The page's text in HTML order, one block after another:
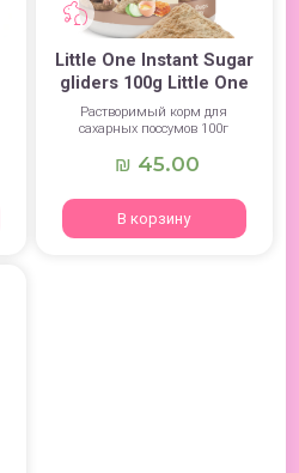
Little One Instant Sugar
gliders 100g Little One
Растворимый корм для
сахарных поссумов 100г
₪ 45.00
В корзину